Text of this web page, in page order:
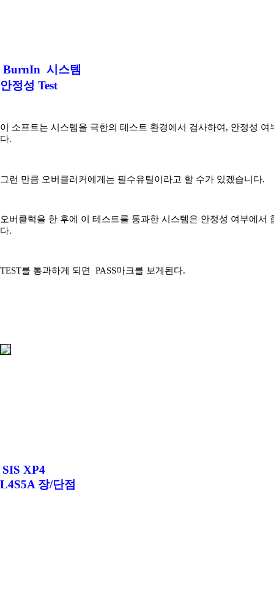
BurnIn 시스템
안정성 Test
이 소프트는 시스템을 극한의 테스트 환경에서 검사하여, 안정성 여
다.
그런 만큼 오버클러커에게는 필수유틸이라고 할 수가 있겠습니다.
오버클럭을 한 후에 이 테스트를 통과한 시스템은 안정성 여부에서
다.
TEST를 통과하게 되면 PASS마크를 보게된다.
SIS XP4
L4S5A 장/단점